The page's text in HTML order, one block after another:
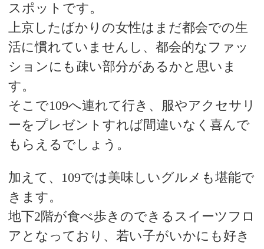
スポットです。
上京したばかりの女性はまだ都会での生
活に慣れていませんし、都会的なファッ
ションにも疎い部分があるかと思いま
す。
そこで109へ連れて行き、服やアクセサリ
ーをプレゼントすれば間違いなく喜んで
もらえるでしょう。
加えて、109では美味しいグルメも堪能で
きます。
地下2階が食べ歩きのできるスイーツフロ
アとなっており、若い子がいかにも好き